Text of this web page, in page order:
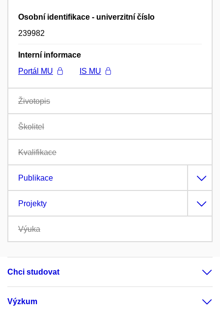
Osobní identifikace - univerzitní číslo
239982
Interní informace
Portál MU
IS MU
Životopis
Školitel
Kvalifikace
Publikace
Projekty
Výuka
Chci studovat
Výzkum